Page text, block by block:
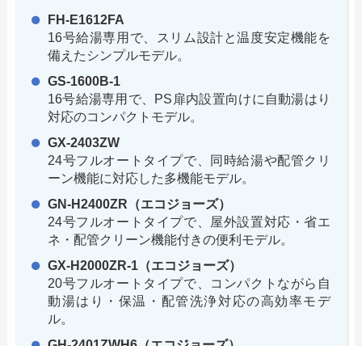
FH-E1612FA
16号給湯専用で、スリム設計と温度安定機能を
備えたシンプルモデル。
GS-1600B-1
16号給湯専用で、PS扉内設置向けに自動湯はり
対応のコンパクトモデル。
GX-2403ZW
24号フルオートタイプで、同時給湯や配管クリ
ーン機能に対応した多機能モデル。
GN-H2400ZR（エコジョーズ）
24号フルオートタイプで、屋外設置対応・省エ
ネ・配管クリーン機能付きの便利モデル。
GX-H2000ZR-1（エコジョーズ）
20号フルオートタイプで、コンパクトながら自
動湯はり・保温・配管洗浄対応の高効率モデ
ル。